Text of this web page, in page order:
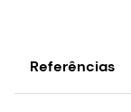
Referências